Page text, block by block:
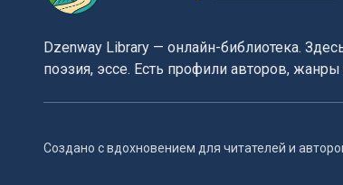
Dzenway Library — онлайн-библиотека.
поэзия, эссе. Есть профили авторов,
Создано с вдохновением для читателей и